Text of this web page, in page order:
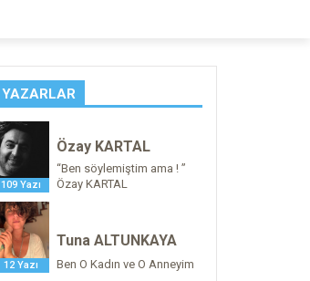
YAZARLAR
109 Yazı
Özay KARTAL
“Ben söylemiştim ama ! ”
Özay KARTAL
12 Yazı
Tuna ALTUNKAYA
Ben O Kadın ve O Anneyim